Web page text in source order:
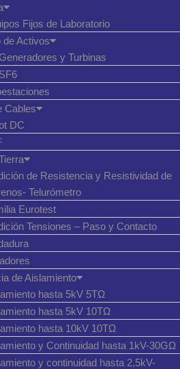
Fijos de Laboratorio
de Activos
y Turbinas
Cables
DC
de Resistencia y Resistividad de
Telurómetro
Eurotest
Tensiones – Paso y Contacto
de Aislamiento
hasta 5kV 5TΩ
hasta 5kV 10TΩ
hasta 10kV 10TΩ
y Continuidad hasta 1kV-30GΩ
y continuidad hasta 2,5kV-